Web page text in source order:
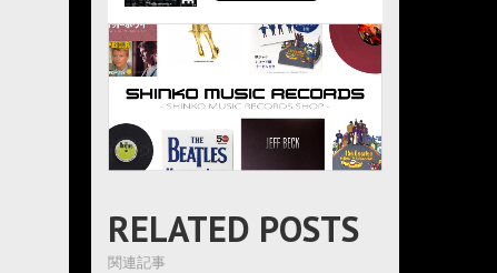
RELATED POSTS
関連記事